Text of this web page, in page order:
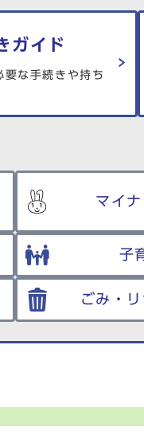
ガイド
要な手続きや持ち
マイ
子
ごみ・